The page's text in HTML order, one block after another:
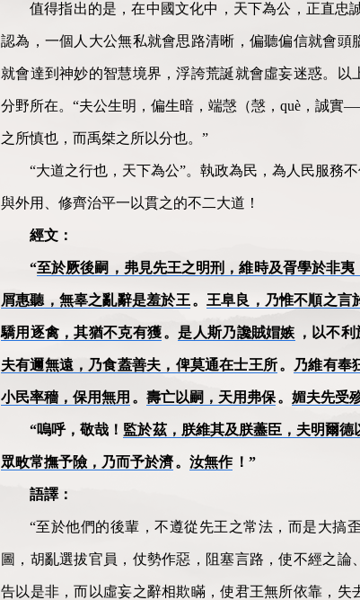
值得指出的是，在中國文化中，天下為公，正直忠
認為，一個人大公無私就會思路清晰，偏聽偏信就會
就會達到神妙的智慧境界，浮誇荒誕就會虛妄迷惑。
分野所在。“夫公生明，偏生暗，端愨（愨，què，誠
之所慎也，而禹桀之所以分也。”
“大道之行也，天下為公”。執政為民，為人民服
與外用、修齊治平一以貫之的不二大道！
經文：
“至於厥後嗣，弗見先王之明刑，維時及胥學於非
屑惠聽，無辜之亂辭是羞於王。 王阜良，乃惟不順之言
驕用逐禽，其猶不克有獲。是人斯乃讒賊媢嫉 ，以不
夫有邇無遠，乃食蓋善夫，俾莫通在士王所。 乃維有奉
小民率穡，保用無用 。 壽亡以嗣，天用弗保。 媚夫先受
“嗚呼，敬哉！ 監於茲，朕維其及朕藎臣，夫明爾
眾畋常撫予險，乃而予於濟。 汝無作 ！”
語譯：
“至於他們的後輩，不遵從先王之常法，而是大搞
圖，胡亂選拔官員，仗勢作惡，阻塞言路，使不經之
告以是非，而以虛妄之辭相欺瞞，使君王無所依靠，